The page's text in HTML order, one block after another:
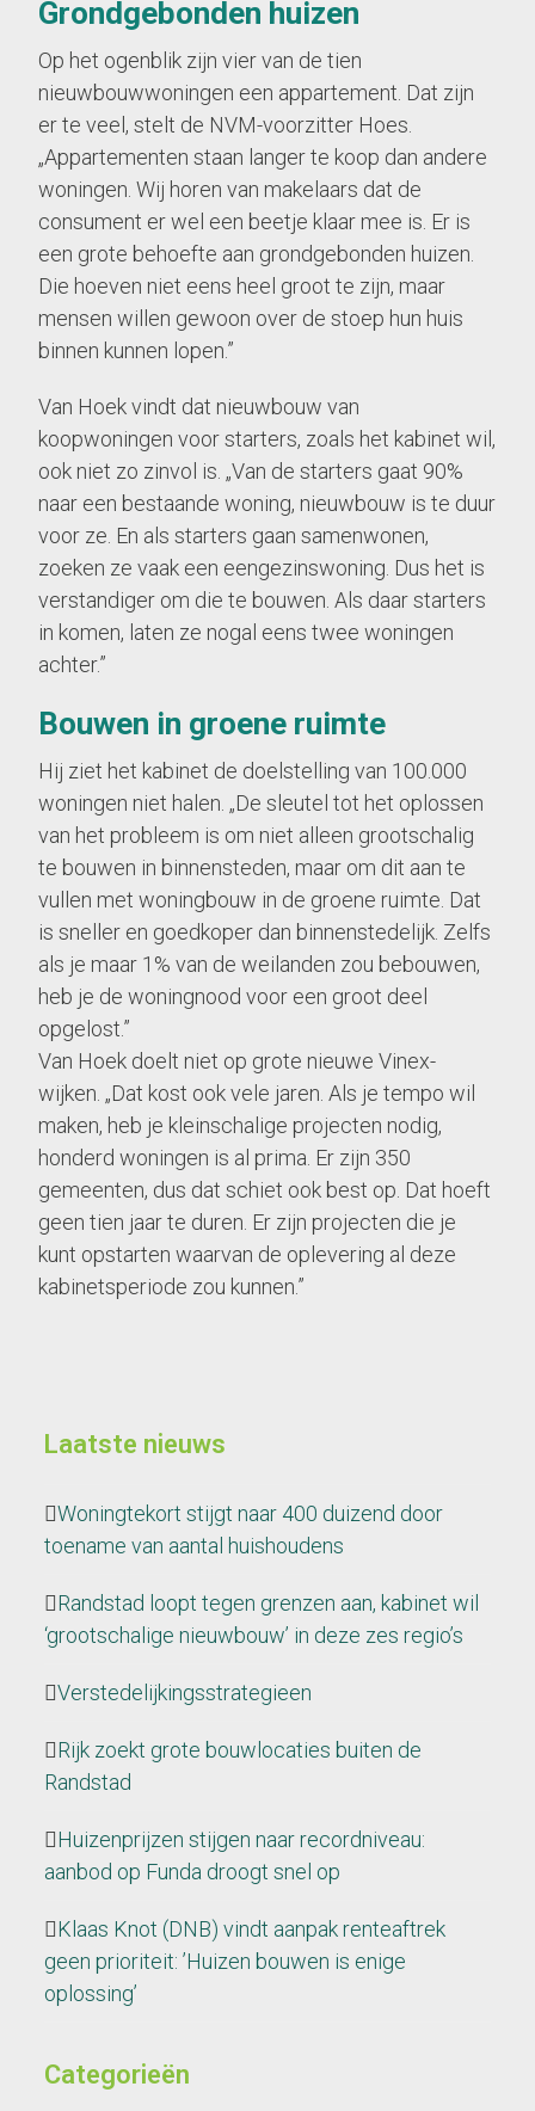
Grondgebonden huizen
Op het ogenblik zijn vier van de tien
nieuwbouwwoningen een appartement. Dat zijn
er te veel, stelt de NVM-voorzitter Hoes.
„Appartementen staan langer te koop dan andere
woningen. Wij horen van makelaars dat de
consument er wel een beetje klaar mee is. Er is
een grote behoefte aan grondgebonden huizen.
Die hoeven niet eens heel groot te zijn, maar
mensen willen gewoon over de stoep hun huis
binnen kunnen lopen.”
Van Hoek vindt dat nieuwbouw van
koopwoningen voor starters, zoals het kabinet wil,
ook niet zo zinvol is. „Van de starters gaat 90%
naar een bestaande woning, nieuwbouw is te duur
voor ze. En als starters gaan samenwonen,
zoeken ze vaak een eengezinswoning. Dus het is
verstandiger om die te bouwen. Als daar starters
in komen, laten ze nogal eens twee woningen
achter.”
Bouwen in groene ruimte
Hij ziet het kabinet de doelstelling van 100.000
woningen niet halen. „De sleutel tot het oplossen
van het probleem is om niet alleen grootschalig
te bouwen in binnensteden, maar om dit aan te
vullen met woningbouw in de groene ruimte. Dat
is sneller en goedkoper dan binnenstedelijk. Zelfs
als je maar 1% van de weilanden zou bebouwen,
heb je de woningnood voor een groot deel
opgelost.”
Van Hoek doelt niet op grote nieuwe Vinex-
wijken. „Dat kost ook vele jaren. Als je tempo wil
maken, heb je kleinschalige projecten nodig,
honderd woningen is al prima. Er zijn 350
gemeenten, dus dat schiet ook best op. Dat hoeft
geen tien jaar te duren. Er zijn projecten die je
kunt opstarten waarvan de oplevering al deze
kabinetsperiode zou kunnen.”
Laatste nieuws
Woningtekort stijgt naar 400 duizend door
toename van aantal huishoudens
Randstad loopt tegen grenzen aan, kabinet wil
‘grootschalige nieuwbouw’ in deze zes regio’s
Verstedelijkingsstrategieen
Rijk zoekt grote bouwlocaties buiten de
Randstad
Huizenprijzen stijgen naar recordniveau:
aanbod op Funda droogt snel op
Klaas Knot (DNB) vindt aanpak renteaftrek
geen prioriteit: ’Huizen bouwen is enige
oplossing’
Categorieën